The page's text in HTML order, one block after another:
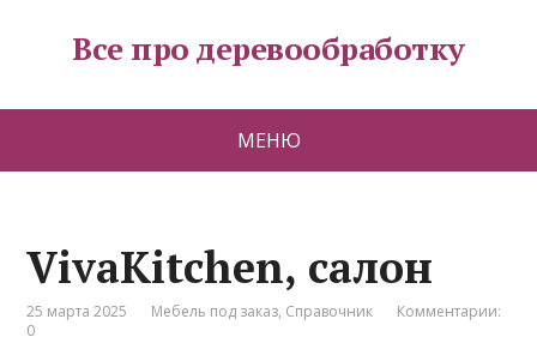
Все про деревообработку
МЕНЮ
VivaKitchen, салон
25 марта 2025 Мебель под заказ, Справочник
Комментарии:
0